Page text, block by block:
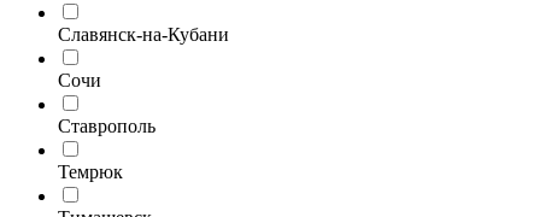
Славянск-на-Кубани
Сочи
Ставрополь
Темрюк